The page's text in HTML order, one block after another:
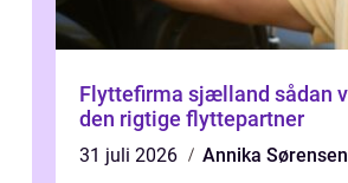
Flyttefirma sjælland sådan vælger du
den rigtige flyttepartner
31 juli 2026
Annika Sørensen